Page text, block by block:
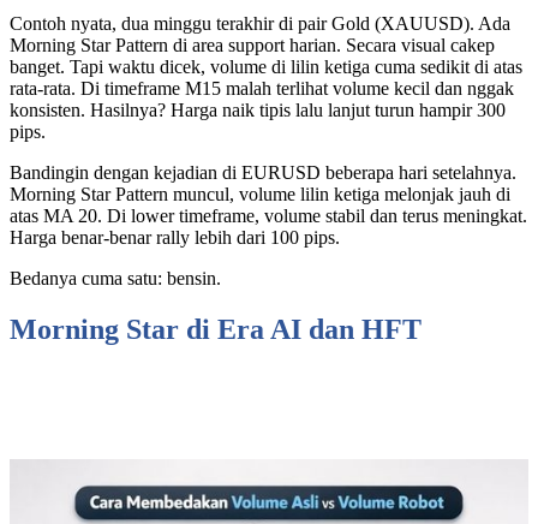
Contoh nyata, dua minggu terakhir di pair Gold (XAUUSD). Ada
Morning Star Pattern di area support harian. Secara visual cakep
banget. Tapi waktu dicek, volume di lilin ketiga cuma sedikit di atas
rata-rata. Di timeframe M15 malah terlihat volume kecil dan nggak
konsisten. Hasilnya? Harga naik tipis lalu lanjut turun hampir 300
pips.
Bandingin dengan kejadian di EURUSD beberapa hari setelahnya.
Morning Star Pattern muncul, volume lilin ketiga melonjak jauh di
atas MA 20. Di lower timeframe, volume stabil dan terus meningkat.
Harga benar-benar rally lebih dari 100 pips.
Bedanya cuma satu: bensin.
Morning Star di Era AI dan HFT